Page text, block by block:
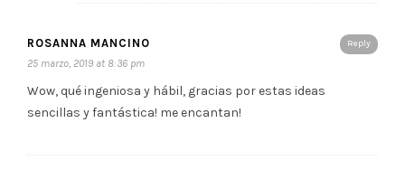
Reply
ROSANNA MANCINO
25 marzo, 2019 at 8:36 pm
Wow, qué ingeniosa y hábil, gracias por estas ideas
sencillas y fantástica! me encantan!